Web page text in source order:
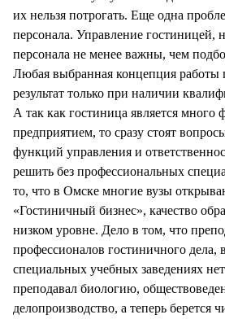
их нельзя потрогать. Еще одна
персонала. Управление гостиницей,
персонала не менее важны, чем
Любая выбранная концепция работы
результат только при наличии
А так как гостиница является
предприятием, то сразу стоят
функций управления и
решить без профессиональных
то, что в Омске многие вузы
«Гостиничный бизнес», качество
низком уровне. Дело в том, что
профессионалов гостиничного дела,
специальных учебных заведениях
преподавал биологию,
делопроизводство, а теперь берется